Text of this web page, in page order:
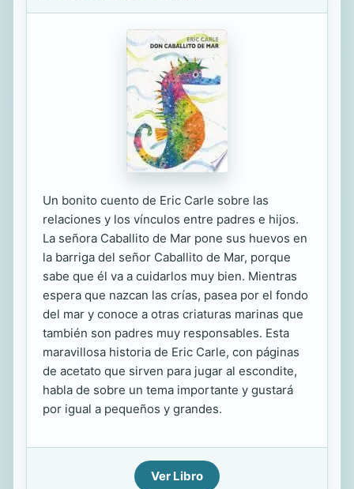
Un bonito cuento de Eric Carle sobre las
relaciones y los vínculos entre padres e hijos.
La señora Caballito de Mar pone sus huevos en
la barriga del señor Caballito de Mar, porque
sabe que él va a cuidarlos muy bien. Mientras
espera que nazcan las crías, pasea por el fondo
del mar y conoce a otras criaturas marinas que
también son padres muy responsables. Esta
maravillosa historia de Eric Carle, con páginas
de acetato que sirven para jugar al escondite,
habla de sobre un tema importante y gustará
por igual a pequeños y grandes.
Ver Libro